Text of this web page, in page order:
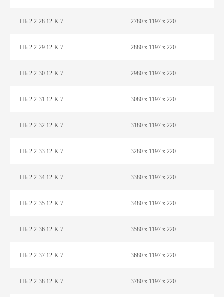
ПБ 2.2-28.12-К-7 2780 х 1197 х 220
ПБ 2.2-29.12-К-7 2880 х 1197 х 220
ПБ 2.2-30.12-К-7 2980 х 1197 х 220
ПБ 2.2-31.12-К-7 3080 х 1197 х 220
ПБ 2.2-32.12-К-7 3180 х 1197 х 220
ПБ 2.2-33.12-К-7 3280 х 1197 х 220
ПБ 2.2-34.12-К-7 3380 х 1197 х 220
ПБ 2.2-35.12-К-7 3480 х 1197 х 220
ПБ 2.2-36.12-К-7 3580 х 1197 х 220
ПБ 2.2-37.12-К-7 3680 х 1197 х 220
ПБ 2.2-38.12-К-7 3780 х 1197 х 220